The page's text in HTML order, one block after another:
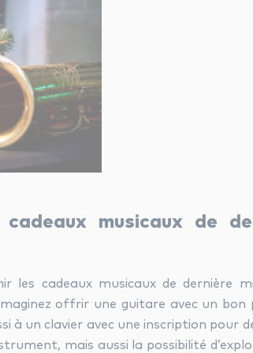
musicaux de
les cadeaux musicaux de dernière
offrir une guitare avec un bon
à un clavier avec une inscription pour
mais aussi la possibilité